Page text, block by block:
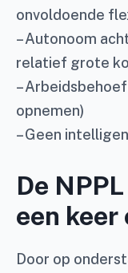
onvoldoende
– Autonoom
relatief grote
–
opnemen)
– Geen
De
een
Door op